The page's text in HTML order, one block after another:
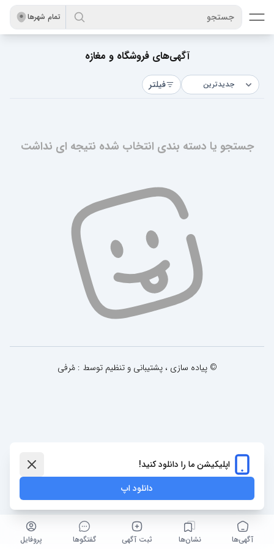
تمام شهر‌ها جستجو
آگهی‌های فروشگاه و مغازه
فیلتر
جستجو یا دسته بندی انتخاب شده نتیجه ای نداشت
© پیاده سازی ، پشتیبانی و تنظیم توسط : مُرفی
آگهی‌ها نشان‌ها ثبت آگهی گفتگو‌ها پروفایل
اپلیکیشن ما را دانلود کنید!
دانلود اپ